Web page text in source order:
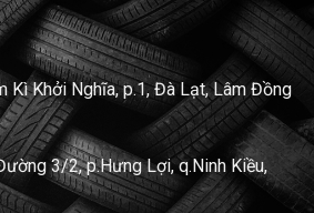
Kì Khởi Nghĩa, p.1, Đà Lạt, Lâm Đồng
3/2, p.Hưng Lợi, q.Ninh Kiều,